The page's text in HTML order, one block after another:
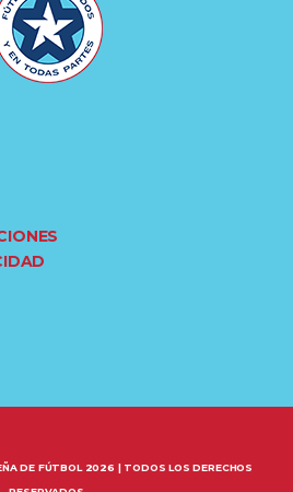
DE FÚTBOL 2026 | TODOS LOS DERECHOS